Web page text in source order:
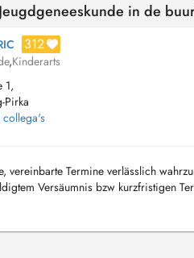
in de
312
,Kinderarts
1,
Pirka
collega's
vereinbarte Termine verlässlich
Versäumnis bzw kurzfristigen
stellen. Vielen Da...